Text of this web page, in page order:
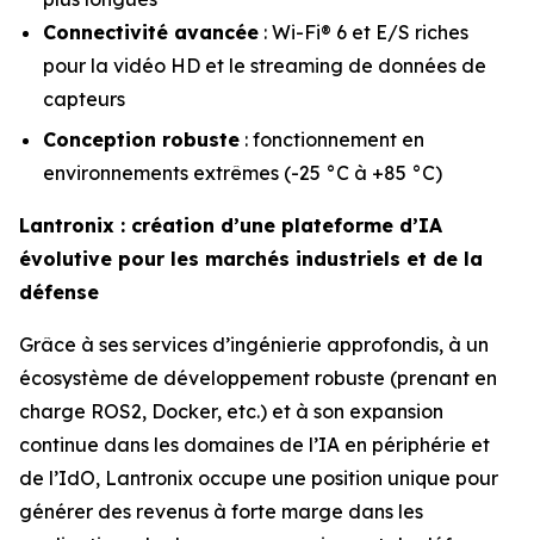
Connectivité avancée : Wi-Fi® 6 et E/S riches
pour la vidéo HD et le streaming de données de
capteurs
Conception robuste : fonctionnement en
environnements extrêmes (-25 °C à +85 °C)
Lantronix : création d’une plateforme d’IA
évolutive pour les marchés industriels et de la
défense
Grâce à ses services d’ingénierie approfondis, à un
écosystème de développement robuste (prenant en
charge ROS2, Docker, etc.) et à son expansion
continue dans les domaines de l’IA en périphérie et
de l’IdO, Lantronix occupe une position unique pour
générer des revenus à forte marge dans les